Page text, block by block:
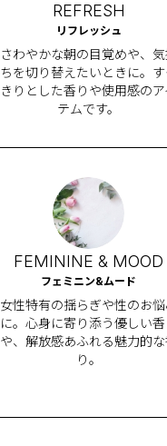
REFRESH
リフレッシュ
さわやかな朝の目覚めや、気
ちを切り替えたいときに。す
きりとした香りや使用感のア
テムです。
FEMININE & MOOD
フェミニン&ムード
女性特有の揺らぎや性のお
に。心身に寄り添う優しい香
や、解放感あふれる魅力的な
り。